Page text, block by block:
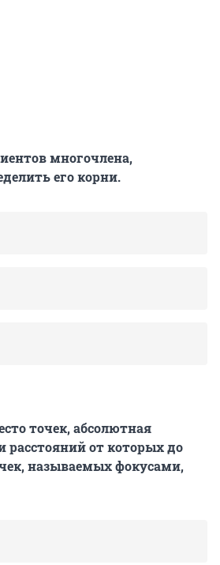
многочлена,
его корни.
точек, абсолютная
расстояний от которых до
называемых фокусами,